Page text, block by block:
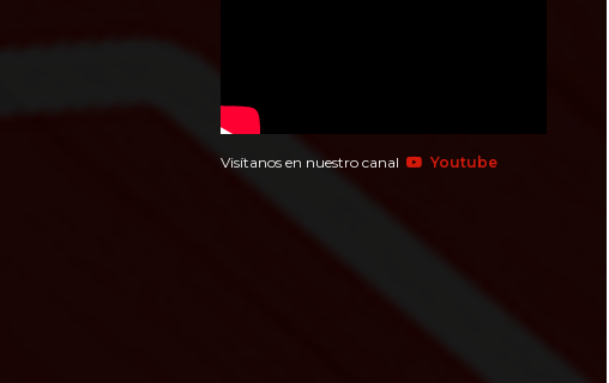
Visítanos en nuestro canal Youtube